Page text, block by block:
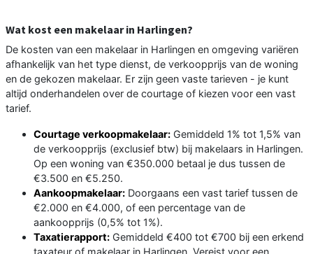
Wat kost een makelaar in Harlingen?
De kosten van een makelaar in Harlingen en omgeving variëren
afhankelijk van het type dienst, de verkoopprijs van de woning
en de gekozen makelaar. Er zijn geen vaste tarieven - je kunt
altijd onderhandelen over de courtage of kiezen voor een vast
tarief.
Courtage verkoopmakelaar: Gemiddeld 1% tot 1,5% van
de verkoopprijs (exclusief btw) bij makelaars in Harlingen.
Op een woning van €350.000 betaal je dus tussen de
€3.500 en €5.250.
Aankoopmakelaar: Doorgaans een vast tarief tussen de
€2.000 en €4.000, of een percentage van de
aankoopprijs (0,5% tot 1%).
Taxatierapport: Gemiddeld €400 tot €700 bij een erkend
taxateur of makelaar in Harlingen. Vereist voor een